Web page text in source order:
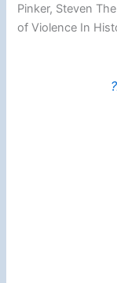
Pinker, Steven
of Violence In